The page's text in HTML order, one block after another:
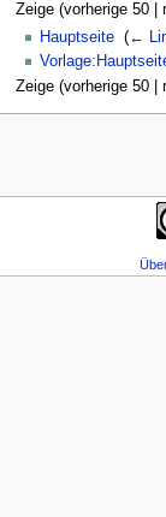
Zeige (vorherige 50 |
Hauptseite (←
Zeige (vorherige 50 |